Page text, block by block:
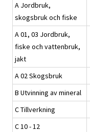
A Jordbruk,
skogsbruk och fiske
A 01, 03 Jordbruk,
fiske och vattenbruk,
jakt
A 02 Skogsbruk
B Utvinning av mineral
C Tillverkning
C 10 - 12